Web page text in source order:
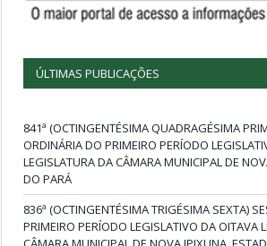
ÚLTIMAS PUBLICAÇÕES
841ª (OCTINGENTÉSIMA QUADRAGÉSIMA
ORDINÁRIA DO PRIMEIRO PERÍODO
LEGISLATURA DA CÂMARA MUNICIPAL DE
DO PARÁ
836ª (OCTINGENTÉSIMA TRIGÉSIMA SEXTA)
PRIMEIRO PERÍODO LEGISLATIVO DA OITAVA